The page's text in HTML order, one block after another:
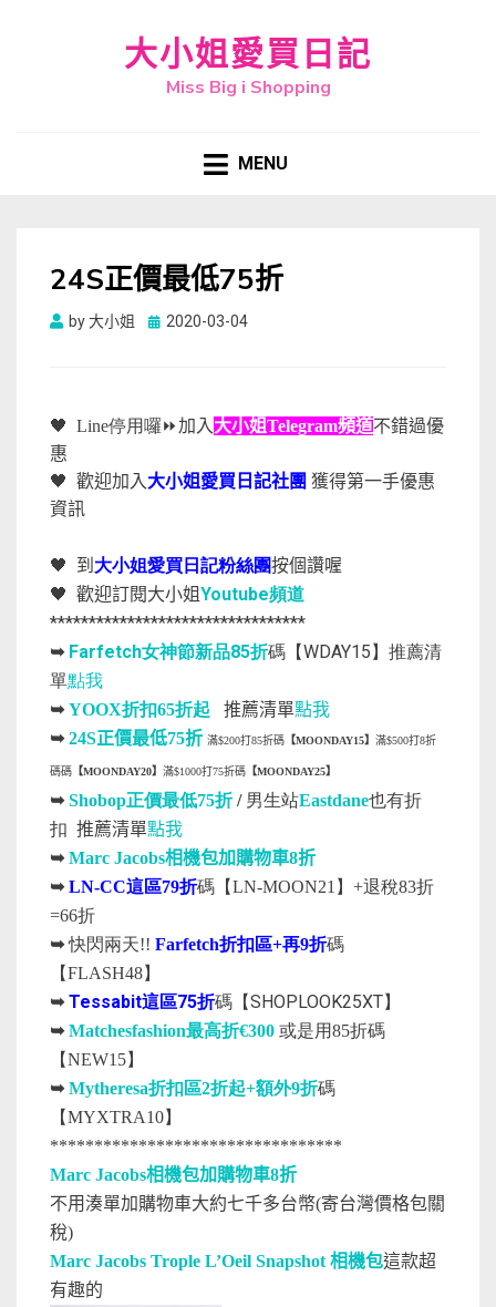
大小姐愛買日記
Miss Big i Shopping
MENU
24S正價最低75折
by大小姐
Posted
2020-03-04
🖤 Line停用囉⏩加入 大小姐Telegram頻道不錯過優
惠
🖤 歡迎加入 大小姐愛買日記社團 獲得第一手優惠
資訊
🖤 到 大小姐愛買日記粉絲團按個讚喔
🖤 歡迎訂閱大小姐Youtube頻道
*********************************
➥ Farfetch女神節新品85折碼【WDAY15】推薦清
單點我
➥YOOX折扣65折起 推薦清單點我
➥24S正價最低75折 滿$200打85折碼 【MOONDAY15】 滿$500打8折
碼碼 【MOONDAY20】 滿$1000打75折碼 【MOONDAY25】
➥Shobop正價最低75折/ 男生站Eastdane也有折
扣 推薦清單點我
➥Marc Jacobs相機包加購物車8折
➥LN-CC這區79折碼【LN-MOON21】+退稅83折
=66折
➥快閃兩天!! Farfetch折扣區+再9折碼
【FLASH48】
➥Tessabit這區75折碼【SHOPLOOK25XT】
➥Matchesfashion最高折€300 或是用85折碼
【NEW15】
➥Mytheresa折扣區2折起+額外9折碼
【MYXTRA10】
*********************************
Marc Jacobs相機包加購物車8折
不用湊單加購物車大約七千多台幣(寄台灣價格包關
稅)
Marc Jacobs Trople L’Oeil Snapshot 相機包這款超
有趣的